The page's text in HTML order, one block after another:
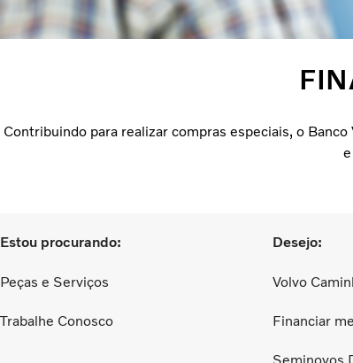
Contribuindo para realizar compras especiais, o
Estou procurando:
Peças e Serviços
Trabalhe Conosco
Desejo:
Volvo
Financiar